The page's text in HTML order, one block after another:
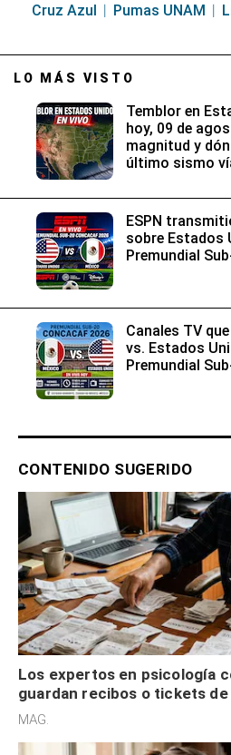
Cruz Azul Pumas UNAM
LO MÁS VISTO
Temblor en
hoy, 09 de
magnitud y
último sismo
ESPN
sobre Estados
Premundial
Canales TV
vs. Estados
Premundial
CONTENIDO SUGERIDO
Los expertos en psicología
guardan recibos o tickets
son acumuladores, sino que
MAG.